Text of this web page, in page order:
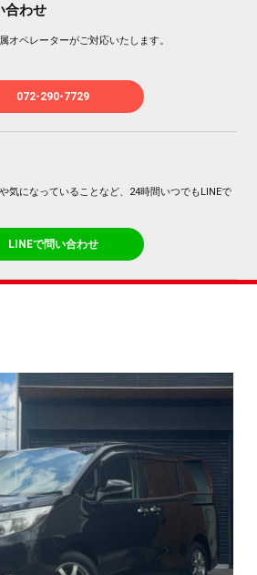
合わせ
オペレーターがご対応いたします。
072-290-7729
気になっていることなど、24時間いつでもLINEで
LINEで問い合わせ